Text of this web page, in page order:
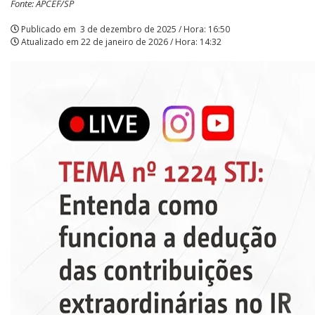
Fonte: APCEF/SP
Publicado em 3 de dezembro de 2025 / Hora: 16:50
Atualizado em 22 de janeiro de 2026 / Hora: 14:32